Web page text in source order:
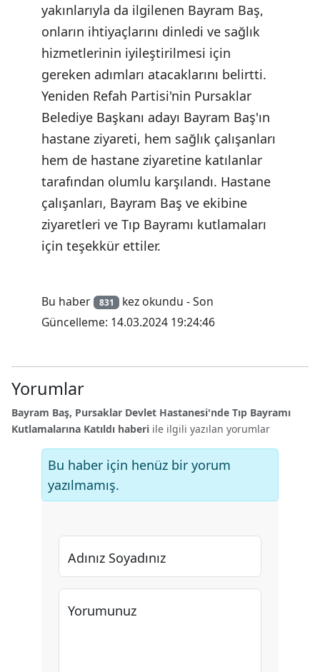
yakınlarıyla da ilgilenen Bayram Baş,
onların ihtiyaçlarını dinledi ve sağlık
hizmetlerinin iyileştirilmesi için
gereken adımları atacaklarını belirtti.
Yeniden Refah Partisi'nin Pursaklar
Belediye Başkanı adayı Bayram Baş'ın
hastane ziyareti, hem sağlık çalışanları
hem de hastane ziyaretine katılanlar
tarafından olumlu karşılandı. Hastane
çalışanları, Bayram Baş ve ekibine
ziyaretleri ve Tıp Bayramı kutlamaları
için teşekkür ettiler.
Bu haber 831
kez okundu - Son
Güncelleme: 14.03.2024 19:24:46
Yorumlar
Bayram Baş, Pursaklar Devlet Hastanesi'nde Tıp Bayramı
Kutlamalarına Katıldı haberi ile ilgili yazılan yorumlar
Bu haber için henüz bir yorum
yazılmamış.
Adınız Soyadınız
Yorumunuz